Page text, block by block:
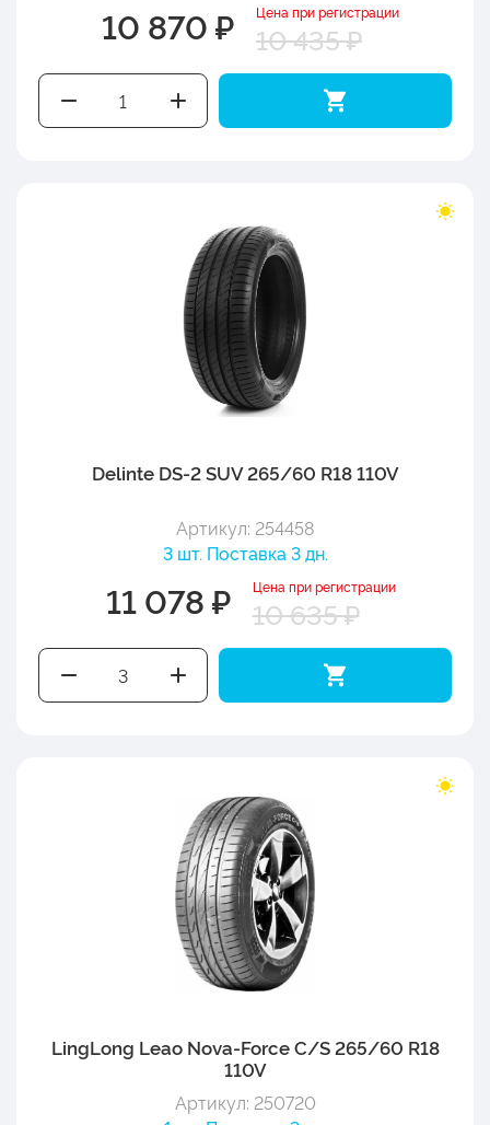
10 870 ₽ Цена при регистрации
10 435 ₽
Delinte DS-2 SUV 265/60 R18 110V
Артикул: 254458
3 шт. Поставка 3 дн.
11 078 ₽ Цена при регистрации
10 635 ₽
LingLong Leao Nova-Force C/S 265/60 R18
110V
Артикул: 250720